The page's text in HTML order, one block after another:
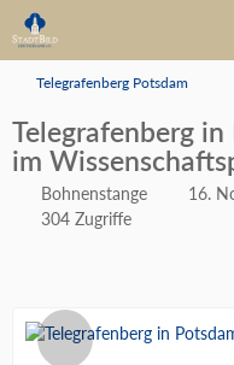
Telegrafenberg Potsdam
Telegrafenberg
im
Bohnenstange
16.
304 Zugriffe